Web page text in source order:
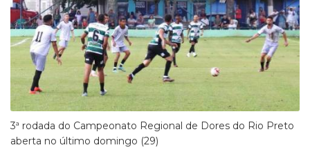
3ª rodada do Campeonato Regional de Dores do Rio Preto
aberta no último domingo (29)